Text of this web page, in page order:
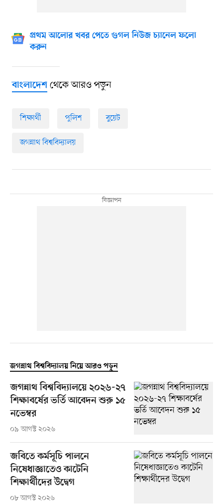
প্রথম আলোর খবর পেতে গুগল নিউজ চ্যানেল ফলো
করুন
বাংলাদেশথেকে আরও পড়ুন
শিক্ষার্থী পুলিশ বুয়েট
জগন্নাথ বিশ্ববিদ্যালয়
জগন্নাথ বিশ্ববিদ্যালয় নিয়ে আরও পড়ুন
জগন্নাথ বিশ্ববিদ্যালয়ে ২০২৬-২৭
শিক্ষাবর্ষের ভর্তি আবেদন শুরু ১৫
নভেম্বর
০৯ আগস্ট ২০২৬
জবিতে কর্মসূচি পালনে
নিষেধাজ্ঞাতেও কাটেনি
শিক্ষার্থীদের উদ্বেগ
০৮ আগস্ট ২০২৬